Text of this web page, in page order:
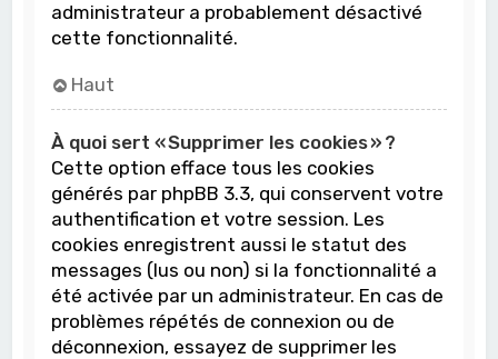
administrateur a probablement désactivé
cette fonctionnalité.
Haut
À quoi sert « Supprimer les cookies » ?
Cette option efface tous les cookies
générés par phpBB 3.3, qui conservent votre
authentification et votre session. Les
cookies enregistrent aussi le statut des
messages (lus ou non) si la fonctionnalité a
été activée par un administrateur. En cas de
problèmes répétés de connexion ou de
déconnexion, essayez de supprimer les